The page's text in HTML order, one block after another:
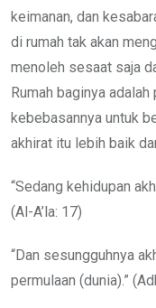
keimanan, dan
di rumah tak akan
menoleh sesaat saja
Rumah baginya
kebebasannya untuk
akhirat itu lebih baik
“Sedang kehidupan
(Al-A’la: 17)
“Dan sesungguhnya
permulaan (dunia).”